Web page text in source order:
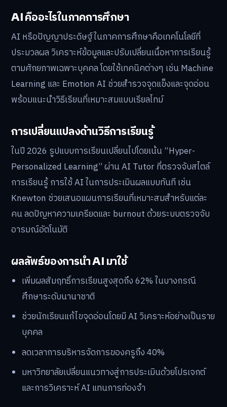
AI คืออะไรในภาคการศึกษา
AI หรือปัญญาประดิษฐ์ในภาคการศึกษาคือเทคโนโลยีที่
ประมวลผล วิเคราะห์ข้อมูลและปรับเปลี่ยนเนื้อหาการเรียนรู้
ตามศักยภาพเฉพาะบุคคล โดยใช้เทคนิคต่างๆ เช่น Machine
Learning และ Emotion AI ช่วยสำรวจจุดแข็งและจุดอ่อน
พร้อมแนะนำวิธีเรียนที่เหมาะสมแบบเรียลไทม์
การเปลี่ยนแปลงด้านวิธีการเรียนรู้
ในปี 2026 รูปแบบการเรียนเปลี่ยนไปโดยเน้น “Hyper-
Personalized Learning” ผ่าน AI Tutor ที่ตรวจจับสไตล์
การเรียนรู้ การใช้ AI ในการประเมินผลแบบทันที เช่น
Knewton ช่วยเสนอแผนการเรียนที่เหมาะสมสำหรับแต่ละ
คน ลดปัญหาความเครียดและ burnout ด้วยระบบตรวจจับ
อารมณ์อัตโนมัติ
ผลลัพธ์ของการนำ AI มาใช้
เพิ่มผลสัมฤทธิ์การเรียนสูงสุดถึง 62% ในบางกรณี
ศึกษาระดับนานาชาติ
ช่วยนักเรียนแก้ไขจุดอ่อนโดยมี AI วิเคราะห์อย่างเป็นราย
บุคคล
ลดเวลาการบริหารจัดการของครูถึง 40%
มหาวิทยาลัยเปลี่ยนแนวทางสู่การประเมินด้วยโปรเจกต์
และการวิเคราะห์ AI แทนการท่องจำ